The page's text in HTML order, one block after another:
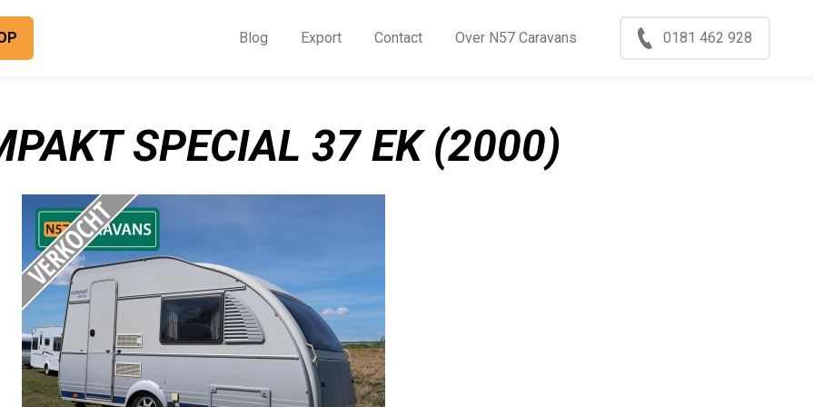
Blog Export Contact Over N57 Caravans 0181 462 928
SPECIAL 37 EK (2000)
Blog